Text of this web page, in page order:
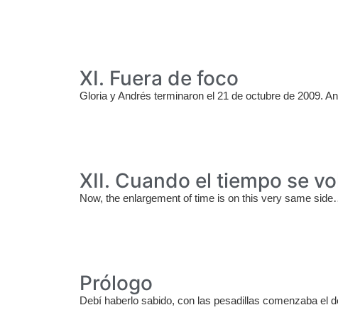
XI. Fuera de foco
Gloria y Andrés terminaron el 21 de octubre de 2009.
XII. Cuando el tiempo se
Now, the enlargement of time is on this very same
Prólogo
Debí haberlo sabido, con las pesadillas comenzaba el